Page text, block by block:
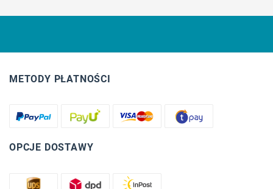
METODY PŁATNOŚCI
OPCJE DOSTAWY